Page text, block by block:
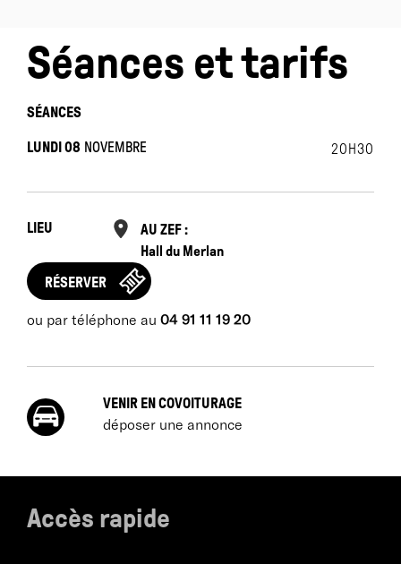
Séances et tarifs
SÉANCES
LUNDI 08 NOVEMBRE 20H30
LIEU
AU ZEF :
Hall du Merlan
RÉSERVER
ou par téléphone au 04 91 11 19 20
VENIR EN COVOITURAGE
déposer une annonce
Accès rapide